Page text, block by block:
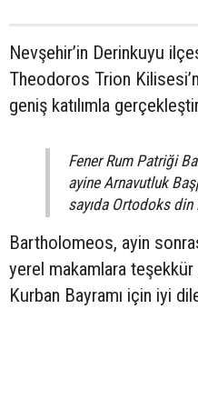
Nevşehir’in Derinkuyu
Theodoros Trion
geniş katılımla
Fener Rum Patriği
ayine Arnavutluk
sayıda Ortodoks din
Bartholomeos, ayin
yerel makamlara
Kurban Bayramı için iyi